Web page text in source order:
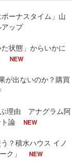
ーナスタイム」山
ップ
状態」からいかに
NEW
が出ないのか？購買
ぶ理由 アナグラム阿
論
NEW
？積水ハウス イノ
ク」
NEW